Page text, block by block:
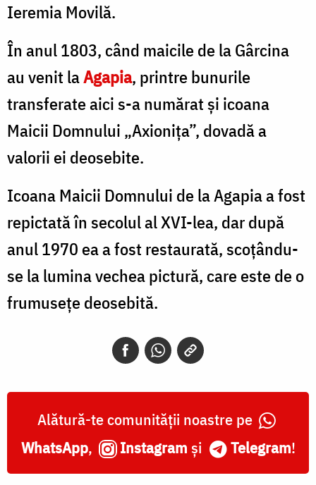
Ieremia Movilă.
În anul 1803, când maicile de la Gârcina
au venit laAgapia, printre bunurile
transferate aici s-a numărat şi icoana
Maicii Domnului „Axioniţa”, dovadă a
valorii ei deosebite.
Icoana Maicii Domnului de la Agapia a fost
repictată în secolul al XVI-lea, dar după
anul 1970 ea a fost restaurată, scoţându-
se la lumina vechea pictură, care este de o
frumuseţe deosebită.
Alătură-te comunității noastre pe
WhatsApp, Instagram și Telegram!